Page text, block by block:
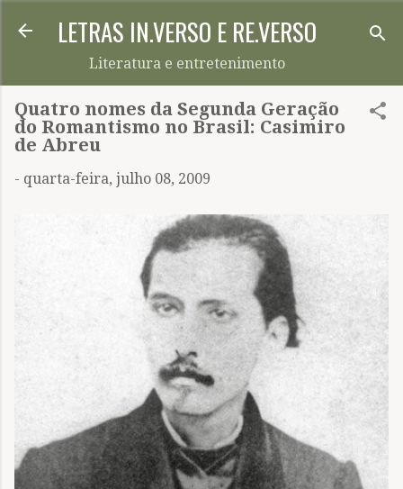
Pular para o conteúdo principal
LETRAS IN.VERSO E RE.VERSO
Literatura e entretenimento
Quatro nomes da Segunda Geração
do Romantismo no Brasil: Casimiro
de Abreu
- quarta-feira, julho 08, 2009